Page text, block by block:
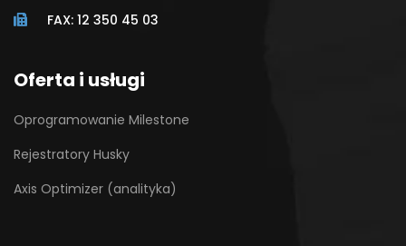
FAX: 12 350 45 03
Oferta i usługi
Oprogramowanie Milestone
Rejestratory Husky
Axis Optimizer (analityka)